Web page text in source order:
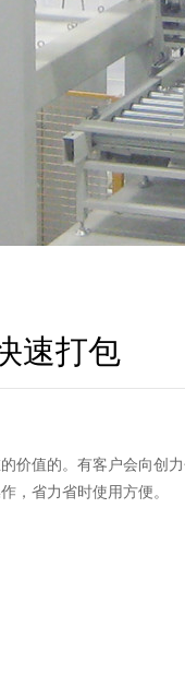
速打包
价值的。有客户会向创
，省力省时使用方便。